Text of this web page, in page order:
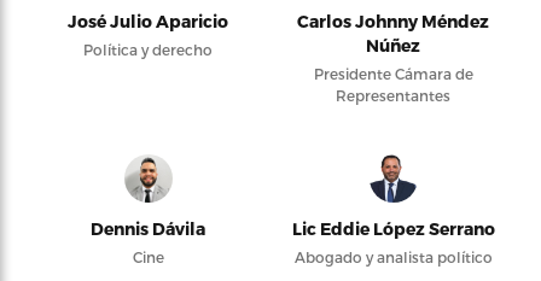
José Julio Aparicio
Política y derecho
Carlos Johnny Méndez
Núñez
Presidente Cámara de
Representantes
Dennis Dávila
Cine
Lic Eddie López Serrano
Abogado y analista político